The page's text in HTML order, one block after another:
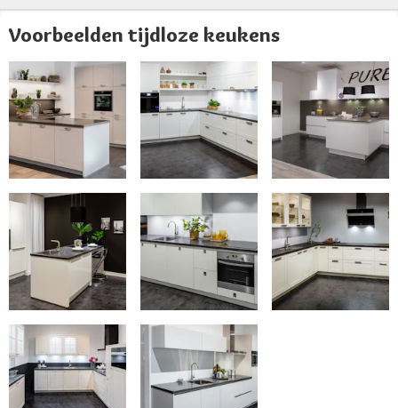
Voorbeelden tijdloze keukens